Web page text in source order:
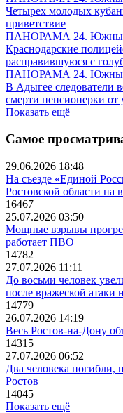
Четырех молодых
приветствие
ПАНОРАМА 24. Южный
Краснодарские
расправившуюся с
ПАНОРАМА 24. Южный
В Адыгее следователи
смерти пенсионерки от
Показать ещё
Самое
29.06.2026 18:48
На съезде «Единой
Ростовской области
16467
25.07.2026 03:50
Мощные взрывы
работает ПВО
14782
27.07.2026 11:11
До восьми человек
после вражеской атаки
14779
26.07.2026 14:19
Весь Ростов-на-Дону
14315
27.07.2026 06:52
Два человека погибли,
Ростов
14045
Показать ещё